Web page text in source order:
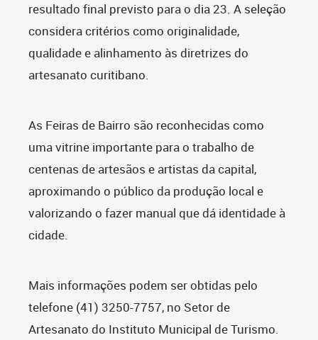
resultado final previsto para o dia 23. A seleção
considera critérios como originalidade,
qualidade e alinhamento às diretrizes do
artesanato curitibano.
As Feiras de Bairro são reconhecidas como
uma vitrine importante para o trabalho de
centenas de artesãos e artistas da capital,
aproximando o público da produção local e
valorizando o fazer manual que dá identidade à
cidade.
Mais informações podem ser obtidas pelo
telefone (41) 3250-7757, no Setor de
Artesanato do Instituto Municipal de Turismo.